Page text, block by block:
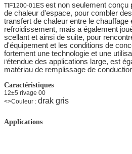
TIF1200-01ES est non seulement conçu
de chaleur d'espace, pour combler
transfert de chaleur entre le chauffage
refroidissement, mais a également
scellant et ainsi de suite, pour
d'équipement et les conditions de
fortement une technologie et une
l'étendue des applications large, est
matériau de remplissage de
Caractéristiques
12±5 rivage 00
<>Couleur : drak gris
Applications